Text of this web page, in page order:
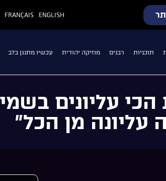
ENGLISH
FRANÇAIS
תוכניות רבנים מוזיקה יהודית עכשיו מתנגן בלב
עליונים
מן הכל”